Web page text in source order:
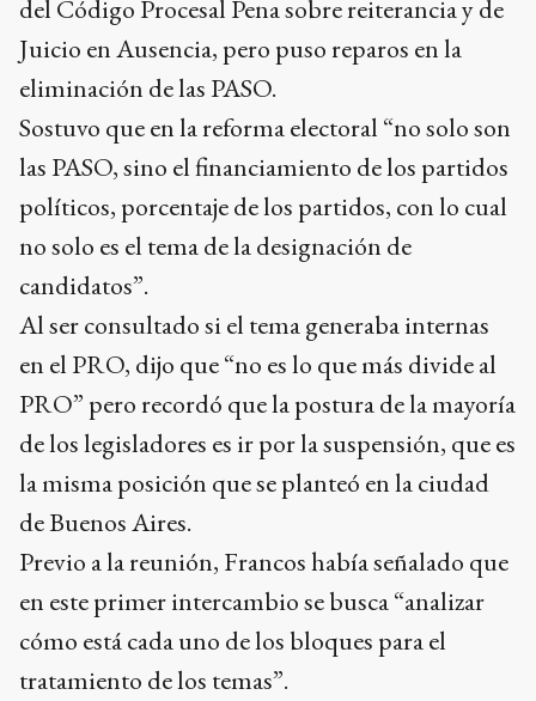
del Código Procesal Pena sobre reiterancia y de
Juicio en Ausencia, pero puso reparos en la
eliminación de las PASO.
Sostuvo que en la reforma electoral “no solo son
las PASO, sino el financiamiento de los partidos
políticos, porcentaje de los partidos, con lo cual
no solo es el tema de la designación de
candidatos”.
Al ser consultado si el tema generaba internas
en el PRO, dijo que “no es lo que más divide al
PRO” pero recordó que la postura de la mayoría
de los legisladores es ir por la suspensión, que es
la misma posición que se planteó en la ciudad
de Buenos Aires.
Previo a la reunión, Francos había señalado que
en este primer intercambio se busca “analizar
cómo está cada uno de los bloques para el
tratamiento de los temas”.